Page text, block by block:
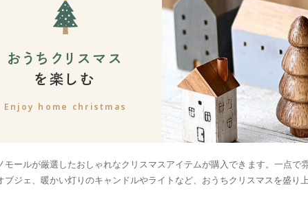
おうちクリスマス
を楽しむ
Enjoy home christmas
モールが厳選したおしゃれなクリスマスアイテムが購入できます。一点で
ブジェ、暖かい灯りのキャンドルやライトなど、おうちクリスマスを盛り